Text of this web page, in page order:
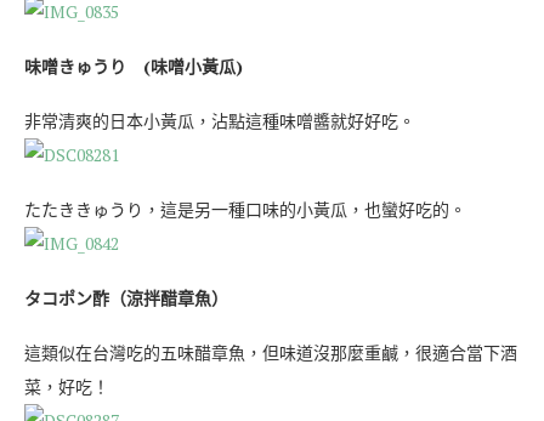
味噌きゅうり (味噌小黃瓜)
非常清爽的日本小黃瓜，沾點這種味噌醬就好好吃。
たたききゅうり，這是另一種口味的小黃瓜，也蠻好吃的。
タコポン酢（涼拌醋章魚）
這類似在台灣吃的五味醋章魚，但味道沒那麼重鹹，很適合當下酒
菜，好吃！